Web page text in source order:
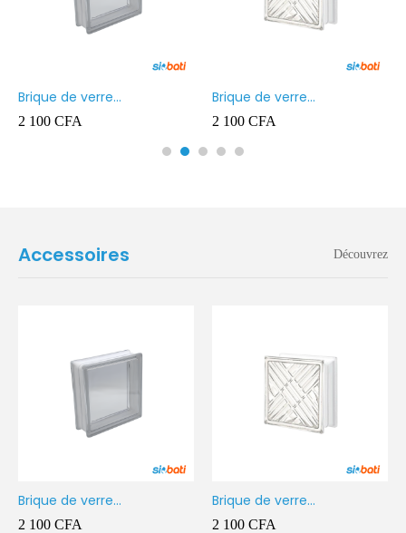
Brique de verre
190X190X80MM Transparent
2 100 CFA
Brique de verre
190X190X80MM CROSS
2 100 CFA
Accessoires Découvrez
Brique de verre
190X190X80MM Transparent
2 100 CFA
Brique de verre
190X190X80MM CROSS
2 100 CFA